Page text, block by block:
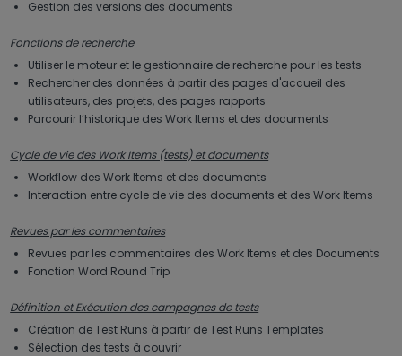
Gestion des versions des documents
Fonctions de recherche
Utiliser le moteur et le gestionnaire de recherche pour les tests
Rechercher des données à partir des pages d'accueil des
utilisateurs, des projets, des pages rapports
Parcourir l’historique des Work Items et des documents
Cycle de vie des Work Items (tests) et documents
Workflow des Work Items et des documents
Interaction entre cycle de vie des documents et des Work Items
Revues par les commentaires
Revues par les commentaires des Work Items et des Documents
Fonction Word Round Trip
Définition et Exécution des campagnes de tests
Création de Test Runs à partir de Test Runs Templates
Sélection des tests à couvrir